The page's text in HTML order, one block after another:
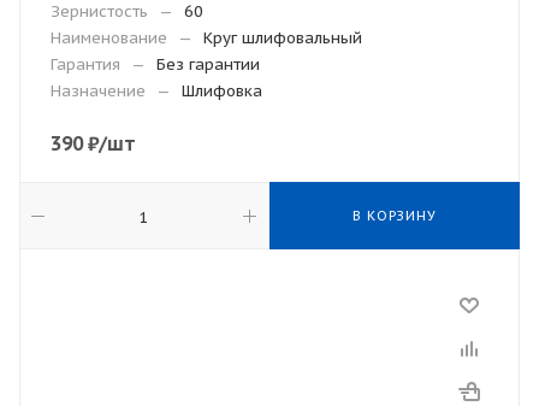
Зернистость
—
60
Наименование
—
Круг шлифовальный
Гарантия
—
Без гарантии
Назначение
— Шлифовка
390₽/шт
В КОРЗИНУ